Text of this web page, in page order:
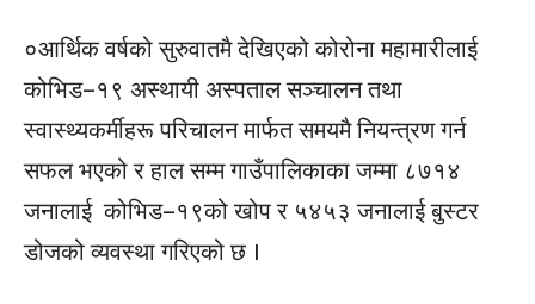
०आर्थिक वर्षको सुरुवातमै देखिएको कोरोना महामारीलाई
कोभिड–१९ अस्थायी अस्पताल सञ्चालन तथा
स्वास्थ्यकर्मीहरू परिचालन मार्फत समयमै नियन्त्रण गर्न
सफल भएको र हाल सम्म गाउँपालिकाका जम्मा ८७१४
जनालाई कोभिड–१९को खोप र ५४५३ जनालाई बुस्टर
डोजको व्यवस्था गरिएको छ ।